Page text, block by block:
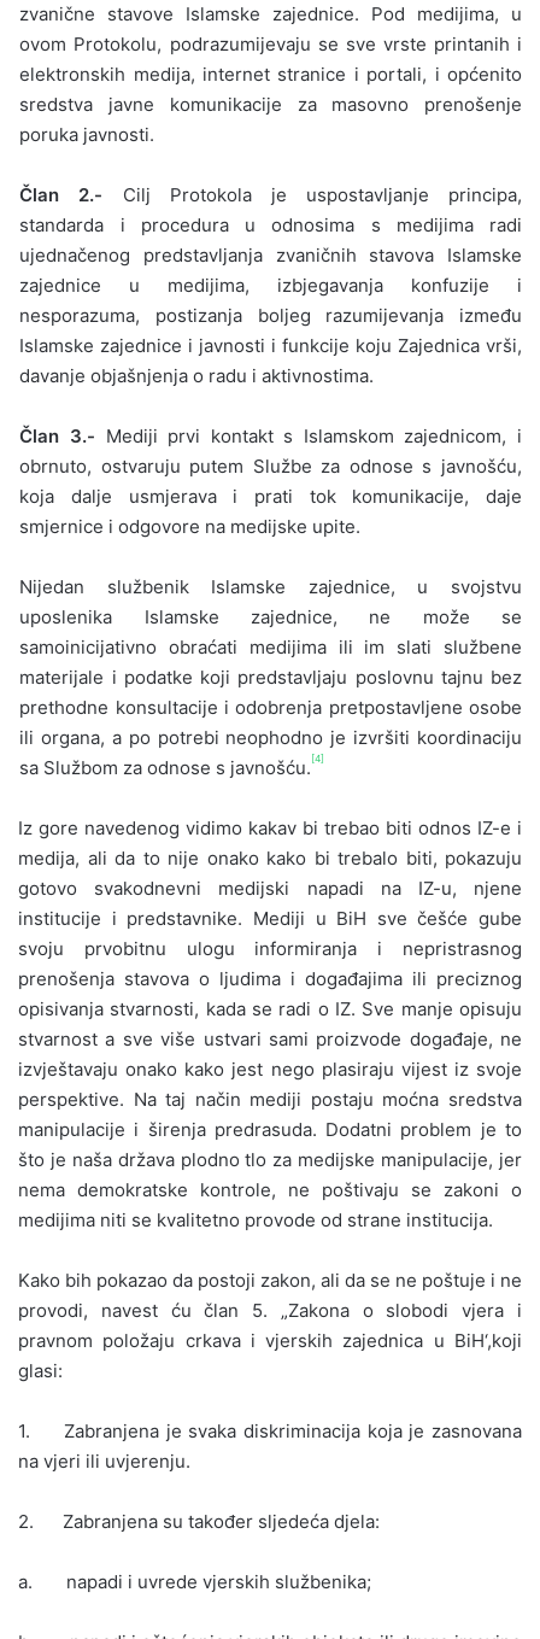
zvanične stavove Islamske zajednice. Pod medijima, u
ovom Protokolu, podrazumijevaju se sve vrste printanih i
elektronskih medija, internet stranice i portali, i općenito
sredstva javne komunikacije za masovno prenošenje
poruka javnosti.
Član 2.- Cilj Protokola je uspostavljanje principa,
standarda i procedura u odnosima s medijima radi
ujednačenog predstavljanja zvaničnih stavova Islamske
zajednice u medijima, izbjegavanja konfuzije i
nesporazuma, postizanja boljeg razumijevanja između
Islamske zajednice i javnosti i funkcije koju Zajednica vrši,
davanje objašnjenja o radu i aktivnostima.
Član 3.- Mediji prvi kontakt s Islamskom zajednicom, i
obrnuto, ostvaruju putem Službe za odnose s javnošću,
koja dalje usmjerava i prati tok komunikacije, daje
smjernice i odgovore na medijske upite.
Nijedan službenik Islamske zajednice, u svojstvu
uposlenika Islamske zajednice, ne može se
samoinicijativno obraćati medijima ili im slati službene
materijale i podatke koji predstavljaju poslovnu tajnu bez
prethodne konsultacije i odobrenja pretpostavljene osobe
ili organa, a po potrebi neophodno je izvršiti koordinaciju
sa Službom za odnose s javnošću. [4]
Iz gore navedenog vidimo kakav bi trebao biti odnos IZ-e i
medija, ali da to nije onako kako bi trebalo biti, pokazuju
gotovo svakodnevni medijski napadi na IZ-u, njene
institucije i predstavnike. Mediji u BiH sve češće gube
svoju prvobitnu ulogu informiranja i nepristrasnog
prenošenja stavova o ljudima i događajima ili preciznog
opisivanja stvarnosti, kada se radi o IZ. Sve manje opisuju
stvarnost a sve više ustvari sami proizvode događaje, ne
izvještavaju onako kako jest nego plasiraju vijest iz svoje
perspektive. Na taj način mediji postaju moćna sredstva
manipulacije i širenja predrasuda. Dodatni problem je to
što je naša država plodno tlo za medijske manipulacije, jer
nema demokratske kontrole, ne poštivaju se zakoni o
medijima niti se kvalitetno provode od strane institucija.
Kako bih pokazao da postoji zakon, ali da se ne poštuje i ne
provodi, navest ću član 5. „Zakona o slobodi vjera i
pravnom položaju crkava i vjerskih zajednica u BiH‘,koji
glasi:
1. Zabranjena je svaka diskriminacija koja je zasnovana
na vjeri ili uvjerenju.
2. Zabranjena su također sljedeća djela:
a. napadi i uvrede vjerskih službenika;